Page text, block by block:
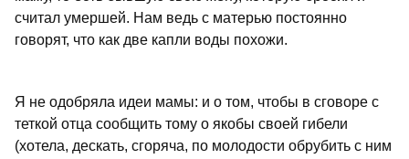
считал умершей. Нам ведь с матерью постоянно
говорят, что как две капли воды похожи.
Я не одобряла идеи мамы: и о том, чтобы в сговоре с
теткой отца сообщить тому о якобы своей гибели
(хотела, дескать, сгоряча, по молодости обрубить с ним